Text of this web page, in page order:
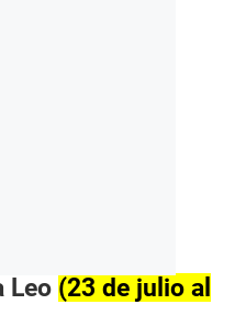
Leo (23 de julio al